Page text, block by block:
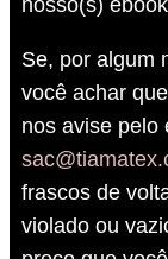
Se, por algum
você achar
nos avise pelo
frascos de
violado ou